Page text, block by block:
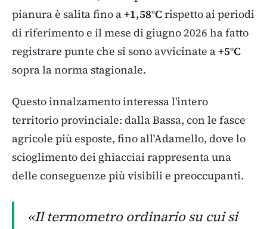
pianura è salita fino a+1,58°Crispetto ai periodi
di riferimento e il mese di giugno 2026 ha fatto
registrare punte che si sono avvicinate a+5°C
sopra la norma stagionale.
Questo innalzamento interessa l'intero
territorio provinciale: dalla Bassa, con le fasce
agricole più esposte, fino all'Adamello, dove lo
scioglimento dei ghiacciai rappresenta una
delle conseguenze più visibili e preoccupanti.
«Il termometro ordinario su cui si